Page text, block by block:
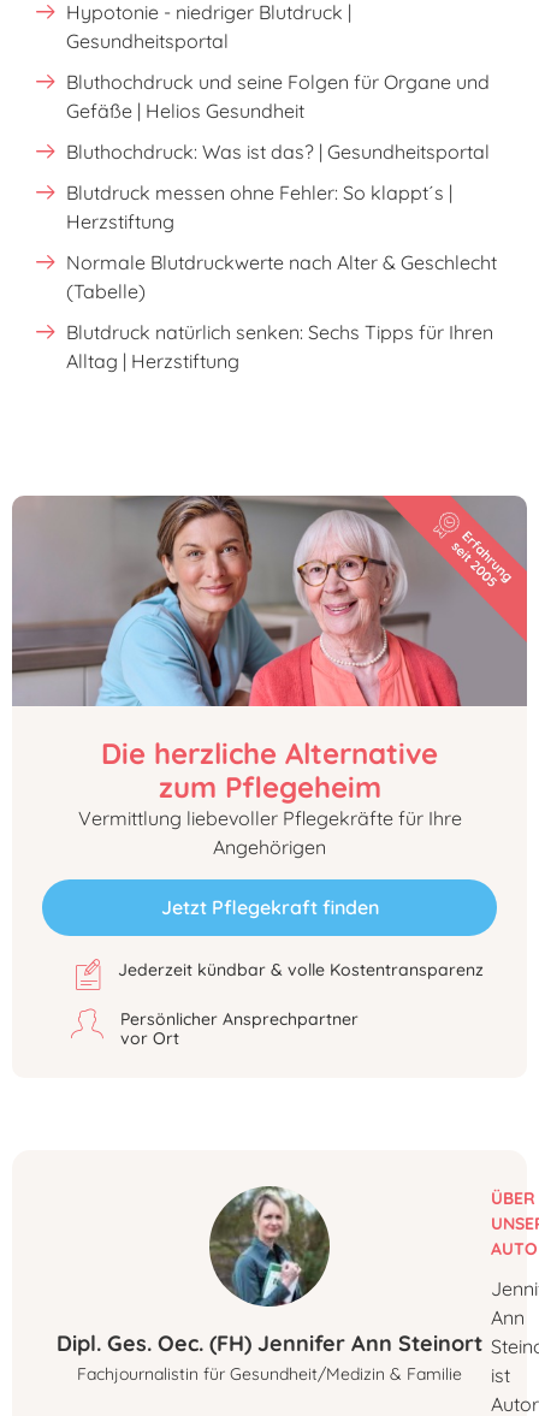
Hypotonie - niedriger Blutdruck |
Gesundheitsportal
Bluthochdruck und seine Folgen für Organe und
Gefäße | Helios Gesundheit
Bluthochdruck: Was ist das? | Gesundheitsportal
Blutdruck messen ohne Fehler: So klappt´s |
Herzstiftung
Normale Blutdruckwerte nach Alter & Geschlecht
(Tabelle)
Blutdruck natürlich senken: Sechs Tipps für Ihren
Alltag | Herzstiftung
Die herzliche Alternative
zum Pflegeheim
Vermittlung liebevoller Pflegekräfte für Ihre
Angehörigen
Jetzt Pflegekraft finden
Jederzeit kündbar & volle Kostentransparenz
Persönlicher Ansprechpartner
vor Ort
Dipl. Ges. Oec. (FH) Jennifer Ann Steinort
Fachjournalistin für Gesundheit/Medizin & Familie
ÜBER
Ann
ist